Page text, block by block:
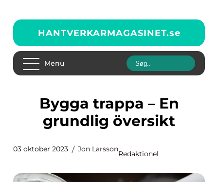
HANTVERKARMAGASINET.se
Menu
Bygga trappa – En
grundlig översikt
03 oktober 2023 Jon Larsson
Redaktionel